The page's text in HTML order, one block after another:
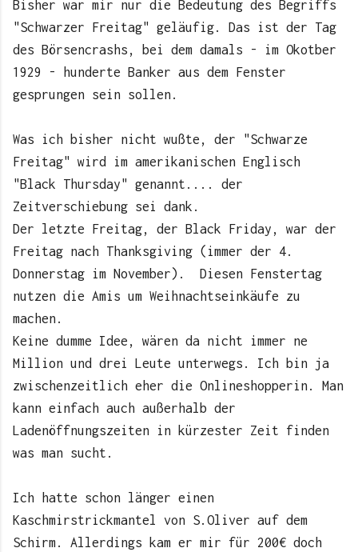
Bisher war mir nur die Bedeutung des Begriffs
"Schwarzer Freitag" geläufig. Das ist der Tag
des Börsencrashs, bei dem damals - im Okotber
1929 - hunderte Banker aus dem Fenster
gesprungen sein sollen.
Was ich bisher nicht wußte, der "Schwarze
Freitag" wird im amerikanischen Englisch
"Black Thursday" genannt.... der
Zeitverschiebung sei dank.
Der letzte Freitag, der Black Friday, war der
Freitag nach Thanksgiving (immer der 4.
Donnerstag im November). Diesen Fenstertag
nutzen die Amis um Weihnachtseinkäufe zu
machen.
Keine dumme Idee, wären da nicht immer ne
Million und drei Leute unterwegs. Ich bin ja
zwischenzeitlich eher die Onlineshopperin. Man
kann einfach auch außerhalb der
Ladenöffnungszeiten in kürzester Zeit finden
was man sucht.
Ich hatte schon länger einen
Kaschmirstrickmantel von S.Oliver auf dem
Schirm. Allerdings kam er mir für 200€ doch